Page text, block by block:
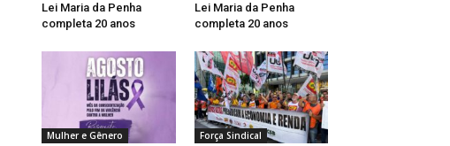
Lei Maria da Penha
completa 20 anos
Lei Maria da Penha
completa 20 anos
Mulher e Gênero Força Sindical